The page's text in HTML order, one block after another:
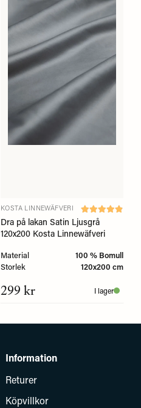
KOSTA LINNEWÄFVERI
Dra på lakan Satin Ljusgrå
120x200 Kosta Linnewäfveri
Material
100 % Bomull
Storlek
120x200 cm
299 kr I lager
Information
Returer
Köpvillkor